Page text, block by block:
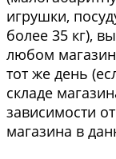
игрушки,
более 35 кг),
любом
тот же день
складе
зависимости
магазина в